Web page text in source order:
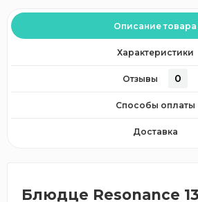
Описание товара
Характеристики
Отзывы 0
Способы оплаты
Доставка
Блюдце Resonance